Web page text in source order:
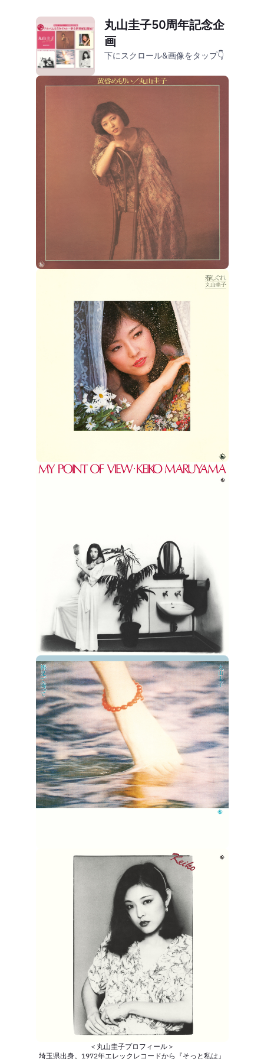
丸山圭子50周年記念企
画
下にスクロール&画像をタップ👇
＜丸山圭子プロフィール＞
埼玉県出身。1972年エレックレコードから『そっと私は』